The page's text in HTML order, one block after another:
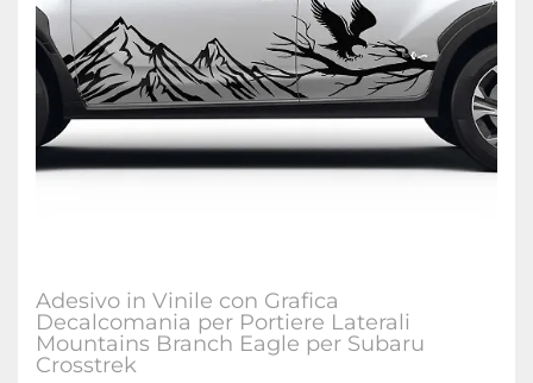
Adesivo in Vinile con Grafica
Decalcomania per Portiere Laterali
Mountains Branch Eagle per Subaru
Crosstrek